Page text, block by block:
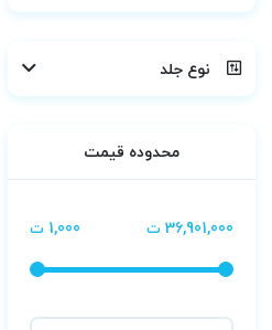
نوع جلد
محدوده قیمت
1,000 ت 36,901,000 ت